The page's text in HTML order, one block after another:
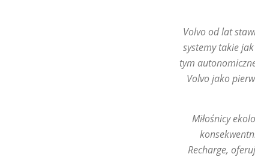
Volvo od lat
systemy takie
tym
Volvo jako
Miłośnicy
Recharge,